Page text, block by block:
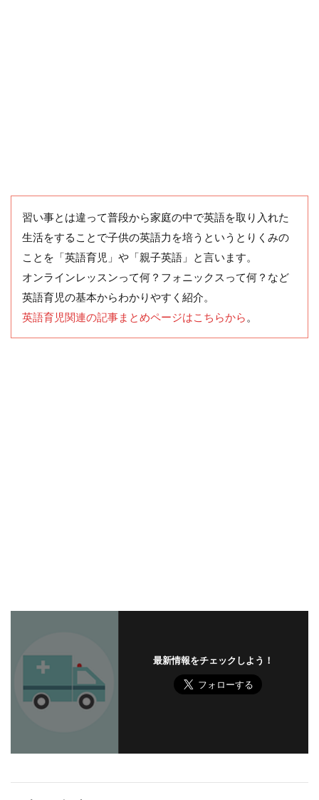
習い事とは違って普段から家庭の中で英語を取り入れた
生活をすることで子供の英語力を培うというとりくみの
ことを「英語育児」や「親子英語」と言います。
オンラインレッスンって何？フォニックスって何？など
英語育児の基本からわかりやすく紹介。
英語育児関連の記事まとめページはこちらから 。
最新情報をチェックしよう！